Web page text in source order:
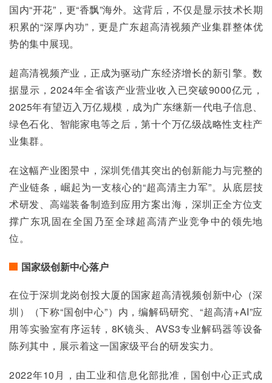
国内“开花”，更“香飘”海外。这背后，不仅是显示技术长期
积累的“深厚内功”，更是广东超高清视频产业集群整体优
势的集中展现。
超高清视频产业，正成为驱动广东经济增长的新引擎。数
据显示，2024年全省该产业营业收入已突破9000亿元，
2025年有望迈入万亿规模，成为广东继新一代电子信息、
绿色石化、智能家电等之后，第十个万亿级战略性支柱产
业集群。
在这幅产业图景中，深圳凭借其突出的创新能力与完整的
产业链条，崛起为一支核心的“超高清主力军”。从底层技
术研发、高端装备制造到应用方案出海，深圳正全方位支
撑广东巩固在全国乃至全球超高清产业竞争中的领先地
位。
国家级创新中心落户
在位于深圳龙岗创投大厦的国家超高清视频创新中心（深
圳）（下称“国创中心”）内，编解码研究、“超高清+AI”应
用等实验室有序运转，8K镜头、AVS3专业解码器等设备
陈列其中，展示着这一国家级平台的研发实力。
2022年10月，由工业和信息化部批准，国创中心正式成